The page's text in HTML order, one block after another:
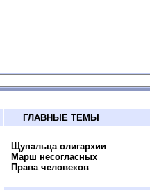
ГЛАВНЫЕ ТЕМЫ
Щупальца олигархии
Марш несогласных
Права человеков